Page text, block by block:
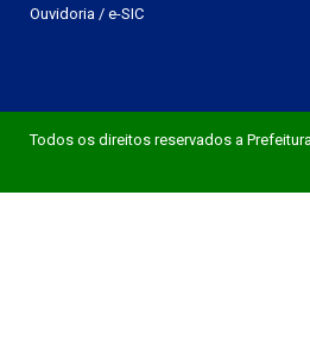
Ouvidoria / e-SIC
Todos os direitos reservados a